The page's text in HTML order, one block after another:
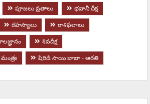
పూజలు వ్రతాలు
భవానీ దీక్ష
ర‌హ‌స్యాలు
రాశిఫలాలు
శివదీక్ష
షిరిడి సాయి బాబా - ఆరతి